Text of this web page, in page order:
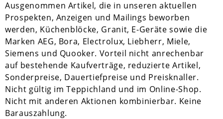
Ausgenommen Artikel, die in unseren aktuellen
Prospekten, Anzeigen und Mailings beworben
werden, Küchenblöcke, Granit, E-Geräte sowie die
Marken AEG, Bora, Electrolux, Liebherr, Miele,
Siemens und Quooker. Vorteil nicht anrechenbar
auf bestehende Kaufverträge, reduzierte Artikel,
Sonderpreise, Dauertiefpreise und Preisknaller.
Nicht gültig im Teppichland und im Online-Shop.
Nicht mit anderen Aktionen kombinierbar. Keine
Barauszahlung.